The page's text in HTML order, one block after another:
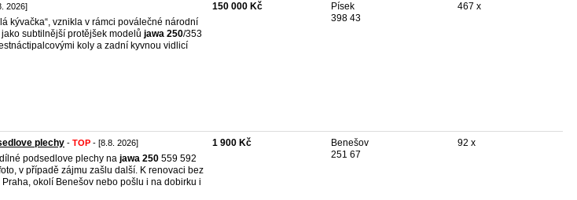
2026]
kývačka“, vznikla v rámci poválečné národní
subtilnější protějšek modelů jawa 250/353
koly a zadní kyvnou vidlicí
150 000 Kč
Písek
398 43
467 x
plechy - TOP - [8.8. 2026]
podsedlove plechy na jawa 250 559 592
v případě zájmu zašlu další. K renovaci bez
okolí Benešov nebo pošlu i na dobirku i
1 900 Kč
Benešov
251 67
92 x